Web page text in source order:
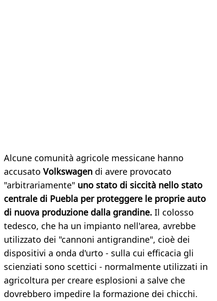
Alcune comunità agricole messicane hanno
accusato Volkswagen di avere provocato
"arbitrariamente" uno stato di siccità nello stato
centrale di Puebla per proteggere le proprie auto
di nuova produzione dalla grandine. Il colosso
tedesco, che ha un impianto nell'area, avrebbe
utilizzato dei "cannoni antigrandine", cioè dei
dispositivi a onda d'urto - sulla cui efficacia gli
scienziati sono scettici - normalmente utilizzati in
agricoltura per creare esplosioni a salve che
dovrebbero impedire la formazione dei chicchi.